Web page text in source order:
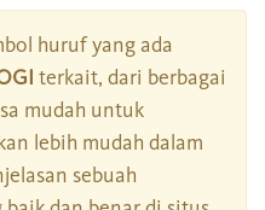
huruf yang ada
terkait, dari berbagai
mudah untuk
lebih mudah dalam
sebuah